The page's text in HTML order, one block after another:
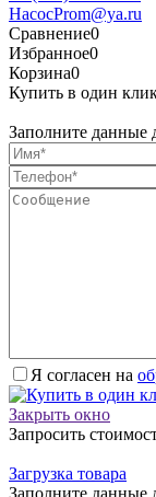
HacocProm@ya.ru
Сравнение0
Избранное0
Корзина0
Купить в один
Заполните данные
Я согласен на
Закрыть окно
Запросить
Загрузка товара
Заполните данные